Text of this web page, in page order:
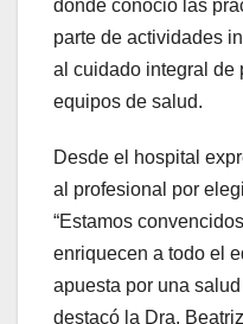
donde conoció las
parte de actividades
al cuidado integral de
equipos de salud.
Desde el hospital
al profesional por
“Estamos
enriquecen a todo el
apuesta por una
destacó la Dra.